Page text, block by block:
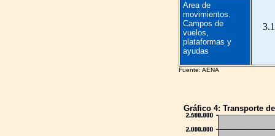
Area de
movimientos.
Campos de
vuelos,
plataformas y
ayudas
Fuente: AENA
Gráfico 4: Transporte